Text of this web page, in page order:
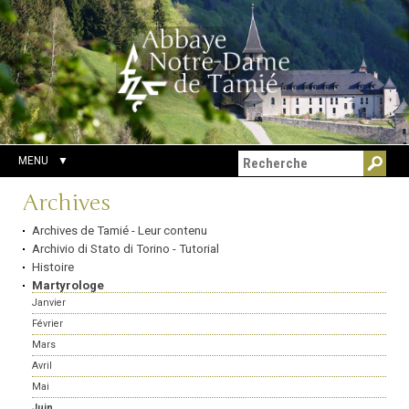
Aller
au
contenu.
|
Aller
à
la
navigation
Outils
personnels
Chercher par
Recherche
avancée…
MENU
Navigation
Archives
Archives de Tamié - Leur contenu
Archivio di Stato di Torino - Tutorial
Histoire
Martyrologe
Janvier
Février
Mars
Avril
Mai